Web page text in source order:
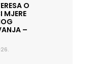
O
MJERE
–